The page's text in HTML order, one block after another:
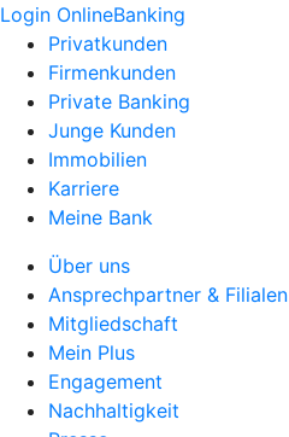
Login OnlineBanking
Privatkunden
Firmenkunden
Private Banking
Junge Kunden
Immobilien
Karriere
Meine Bank
Über uns
Ansprechpartner & Filialen
Mitgliedschaft
Mein Plus
Engagement
Nachhaltigkeit